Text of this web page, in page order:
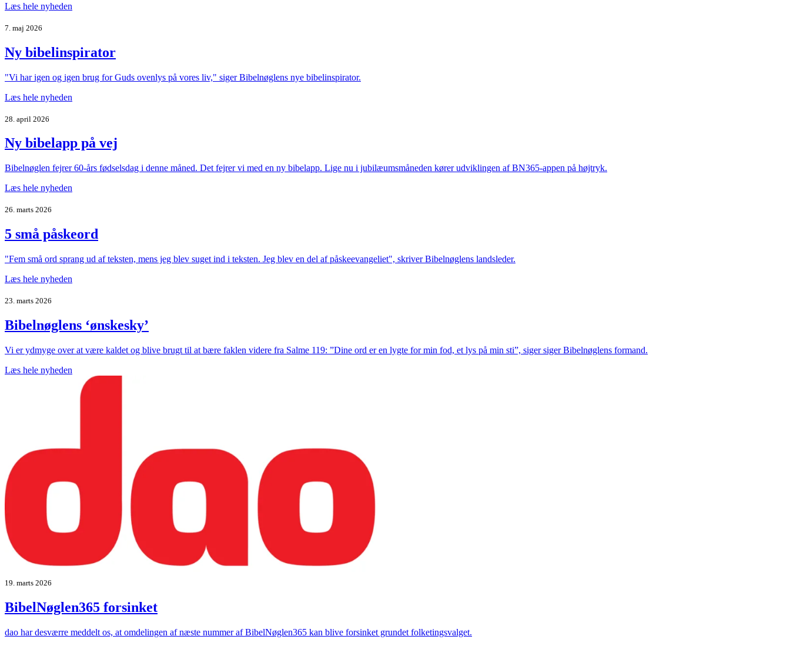
Læs hele nyheden
7. maj 2026
Ny bibelinspirator
"Vi har igen og igen brug for Guds ovenlys på vores liv," siger Bibelnøglens nye bibelinspirator.
Læs hele nyheden
28. april 2026
Ny bibelapp på vej
Bibelnøglen fejrer 60-års fødselsdag i denne måned. Det fejrer vi med en ny bibelapp. Lige nu i jubilæumsmåneden kører udviklingen af BN365-appen på højtryk.
Læs hele nyheden
26. marts 2026
5 små påskeord
"Fem små ord sprang ud af teksten, mens jeg blev suget ind i teksten. Jeg blev en del af påskeevangeliet", skriver Bibelnøglens landsleder.
Læs hele nyheden
23. marts 2026
Bibelnøglens ‘ønskesky’
Vi er ydmyge over at være kaldet og blive brugt til at bære faklen videre fra Salme 119: ”Dine ord er en lygte for min fod, et lys på min sti”, siger siger Bibelnøglens formand.
Læs hele nyheden
19. marts 2026
BibelNøglen365 forsinket
dao har desværre meddelt os, at omdelingen af næste nummer af BibelNøglen365 kan blive forsinket grundet folketingsvalget.